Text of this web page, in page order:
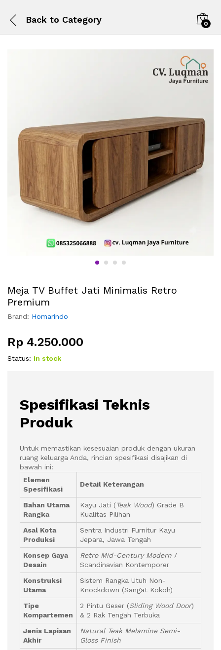
Back to Category 0
Meja TV Buffet Jati Minimalis Retro
Premium
Brand: Homarindo
Rp 4.250.000
Status: In stock
Spesifikasi Teknis
Produk
Untuk memastikan kesesuaian produk dengan ukuran
ruang keluarga Anda, rincian spesifikasi disajikan di
bawah ini:
Elemen
Spesifikasi
Detail Keterangan
Bahan Utama
Rangka
Kayu Jati (Teak Wood) Grade B
Kualitas Pilihan
Asal Kota
Produksi
Sentra Industri Furnitur Kayu
Jepara, Jawa Tengah
Konsep Gaya
Desain
Retro Mid-Century Modern /
Scandinavian Kontemporer
Konstruksi
Utama
Sistem Rangka Utuh Non-
Knockdown (Sangat Kokoh)
Tipe
Kompartemen
2 Pintu Geser (Sliding Wood Door)
& 2 Rak Tengah Terbuka
Jenis Lapisan
Akhir
Natural Teak Melamine Semi-
Gloss Finish